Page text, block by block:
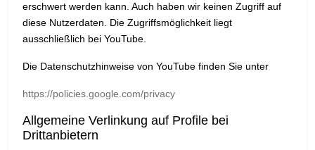
erschwert werden kann. Auch haben wir keinen Zugriff auf
diese Nutzerdaten. Die Zugriffsmöglichkeit liegt
ausschließlich bei YouTube.
Die Datenschutzhinweise von YouTube finden Sie unter
https://policies.google.com/privacy
Allgemeine Verlinkung auf Profile bei
Drittanbietern